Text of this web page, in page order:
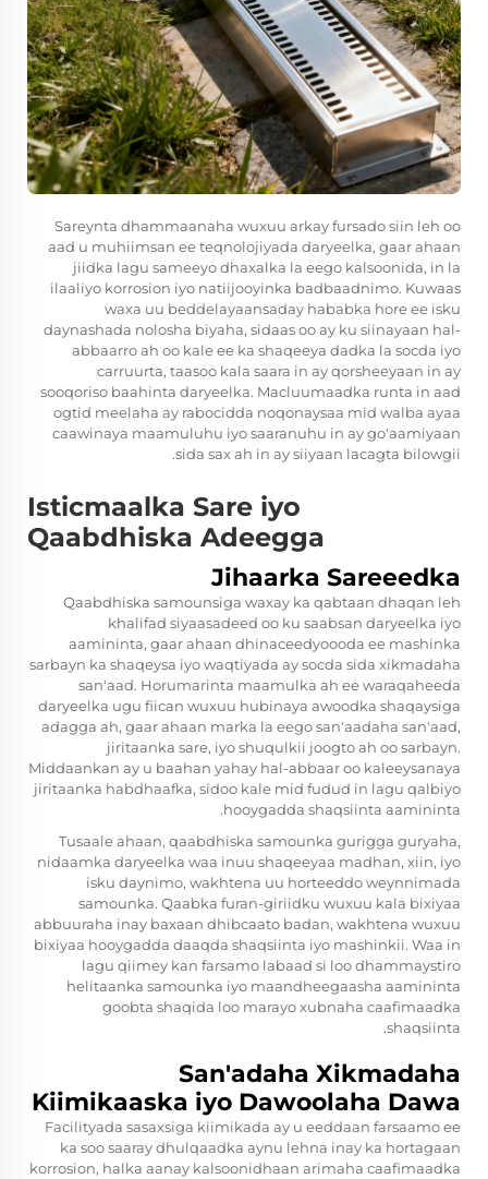
Sareynta dhammaanaha wuxuu arkay fursado siin leh oo
aad u muhiimsan ee teqnolojiyada daryeelka, gaar ahaan
jiidka lagu sameeyo dhaxalka la eego kalsoonida, in la
ilaaliyo korrosion iyo natiijooyinka badbaadnimo. Kuwaas
waxa uu beddelayaansaday hababka hore ee isku
daynashada nolosha biyaha, sidaas oo ay ku siinayaan hal-
abbaarro ah oo kale ee ka shaqeeya dadka la socda iyo
carruurta, taasoo kala saara in ay qorsheeyaan in ay
sooqoriso baahinta daryeelka. Macluumaadka runta in aad
ogtid meelaha ay rabocidda noqonaysaa mid walba ayaa
caawinaya maamuluhu iyo saaranuhu in ay go'aamiyaan
sida sax ah in ay siiyaan lacagta bilowgii.
Isticmaalka Sare iyo
Qaabdhiska Adeegga
Jihaarka Sareeedka
Qaabdhiska samounsiga waxay ka qabtaan dhaqan leh
khalifad siyaasadeed oo ku saabsan daryeelka iyo
aamininta, gaar ahaan dhinaceedyoooda ee mashinka
sarbayn ka shaqeysa iyo waqtiyada ay socda sida xikmadaha
san'aad. Horumarinta maamulka ah ee waraqaheeda
daryeelka ugu fiican wuxuu hubinaya awoodka shaqaysiga
adagga ah, gaar ahaan marka la eego san'aadaha san'aad,
jiritaanka sare, iyo shuqulkii joogto ah oo sarbayn.
Middaankan ay u baahan yahay hal-abbaar oo kaleeysanaya
jiritaanka habdhaafka, sidoo kale mid fudud in lagu qalbiyo
hooygadda shaqsiinta aamininta.
Tusaale ahaan, qaabdhiska samounka gurigga guryaha,
nidaamka daryeelka waa inuu shaqeeyaa madhan, xiin, iyo
isku daynimo, wakhtena uu horteeddo weynnimada
samounka. Qaabka furan-giriidku wuxuu kala bixiyaa
abbuuraha inay baxaan dhibcaato badan, wakhtena wuxuu
bixiyaa hooygadda daaqda shaqsiinta iyo mashinkii. Waa in
lagu qiimey kan farsamo labaad si loo dhammaystiro
helitaanka samounka iyo maandheegaasha aamininta
goobta shaqida loo marayo xubnaha caafimaadka
shaqsiinta.
San'adaha Xikmadaha
Kiimikaaska iyo Dawoolaha Dawa
Facilityada sasaxsiga kiimikada ay u eeddaan farsaamo ee
ka soo saaray dhulqaadka aynu lehna inay ka hortagaan
korrosion, halka aanay kalsoonidhaan arimaha caafimaadka